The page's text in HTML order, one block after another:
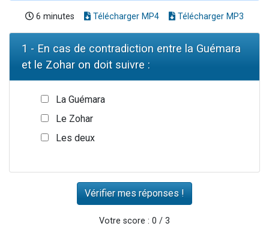
6 minutes Télécharger MP4 Télécharger MP3
1 - En cas de contradiction entre la Guémara
et le Zohar on doit suivre :
La Guémara
Le Zohar
Les deux
Votre score : 0 / 3